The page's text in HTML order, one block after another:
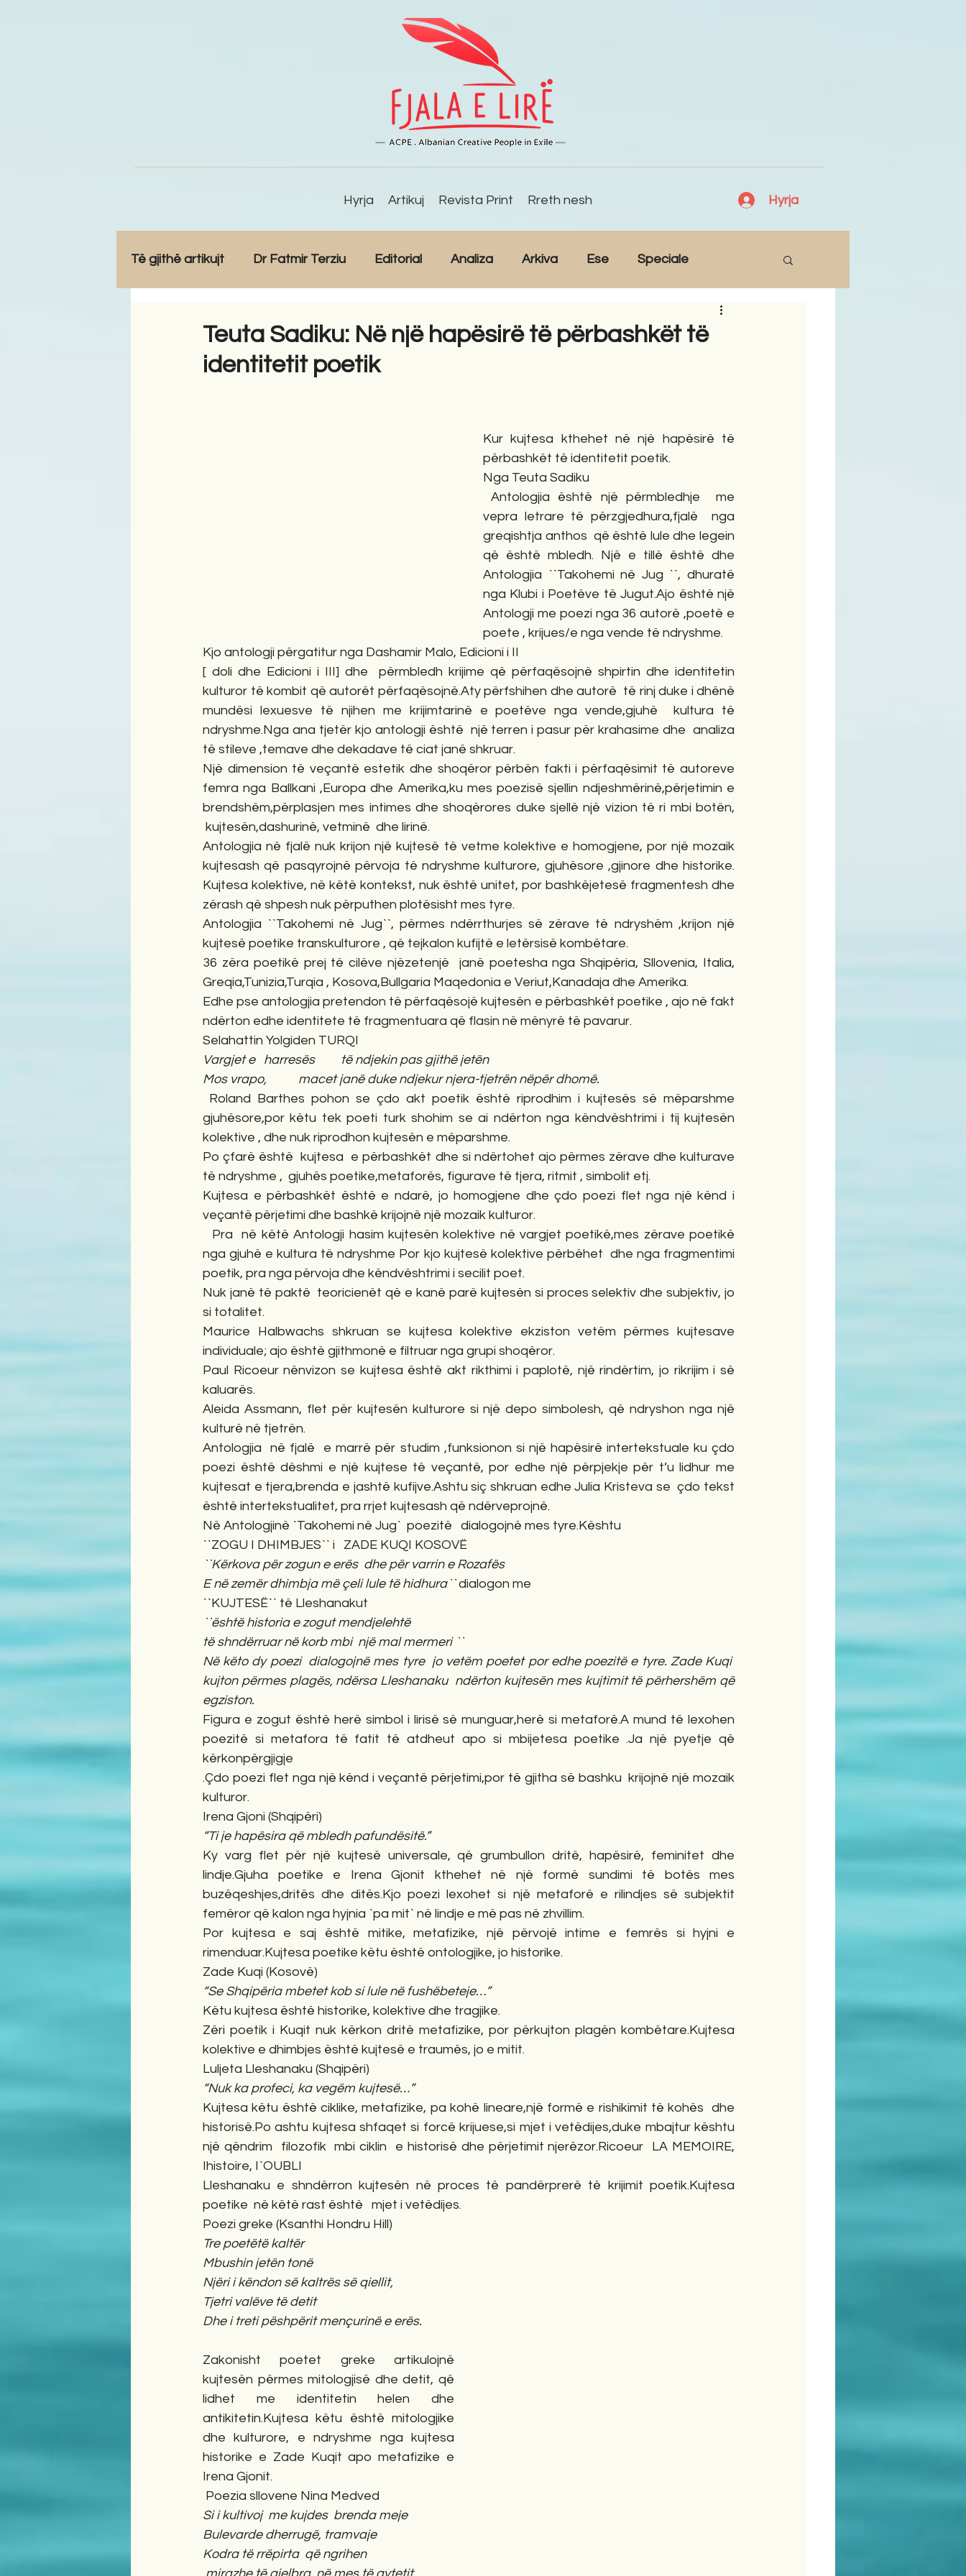
Hyrja Artikuj Revista Print Rreth nesh Hyrja
Të gjithë artikujt Dr Fatmir Terziu Editorial Analiza Arkiva Ese Speciale
Antologji Poezi Tregime Novela
Teuta Sadiku: Në një hapësirë të përbashkët të
identitetit poetik
Kur kujtesa kthehet në një hapësirë të
përbashkët të identitetit poetik.
Nga Teuta Sadiku
Antologjia është një përmbledhje  me
vepra letrare të përzgjedhura,fjalë  nga
greqishtja anthos  që është lule dhe legein
që është mbledh. Një e tillë është dhe
Antologjia ``Takohemi në Jug ``, dhuratë
nga Klubi i Poetëve të Jugut.Ajo është një
Antologji me poezi nga 36 autorë ,poetë e
poete , krijues/e nga vende të ndryshme.
Kjo antologji përgatitur nga Dashamir Malo, Edicioni i II
[ doli dhe Edicioni i III] dhe  përmbledh krijime që përfaqësojnë shpirtin dhe identitetin
kulturor të kombit që autorët përfaqësojnë.Aty përfshihen dhe autorë  të rinj duke i dhënë
mundësi lexuesve të njihen me krijimtarinë e poetëve nga vende,gjuhë  kultura të
ndryshme.Nga ana tjetër kjo antologji është  një terren i pasur për krahasime dhe  analiza
të stileve ,temave dhe dekadave të ciat janë shkruar.
Një dimension të veçantë estetik dhe shoqëror përbën fakti i përfaqësimit të autoreve
femra nga Ballkani ,Europa dhe Amerika,ku mes poezisë sjellin ndjeshmërinë,përjetimin e
brendshëm,përplasjen mes intimes dhe shoqërores duke sjellë një vizion të ri mbi botën,
kujtesën,dashurinë, vetminë  dhe lirinë.
Antologjia në fjalë nuk krijon një kujtesë të vetme kolektive e homogjene, por një mozaik
kujtesash që pasqyrojnë përvoja të ndryshme kulturore, gjuhësore ,gjinore dhe historike.
Kujtesa kolektive, në këtë kontekst, nuk është unitet, por bashkëjetesë fragmentesh dhe
zërash që shpesh nuk përputhen plotësisht mes tyre.
Antologjia ``Takohemi në Jug``, përmes ndërrthurjes së zërave të ndryshëm ,krijon një
kujtesë poetike transkulturore , që tejkalon kufijtë e letërsisë kombëtare.
36 zëra poetikë prej të cilëve njëzetenjë  janë poetesha nga Shqipëria, Sllovenia, Italia,
Greqia,Tunizia,Turqia , Kosova,Bullgaria Maqedonia e Veriut,Kanadaja dhe Amerika.
Edhe pse antologjia pretendon të përfaqësojë kujtesën e përbashkët poetike , ajo në fakt
ndërton edhe identitete të fragmentuara që flasin në mënyrë të pavarur.
Selahattin Yolgiden TURQI
Vargjet e   harresës         të ndjekin pas gjithë jetën
Mos vrapo,           macet janë duke ndjekur njera-tjetrën nëpër dhomë.
Roland Barthes pohon se çdo akt poetik është riprodhim i kujtesës së mëparshme
gjuhësore,por këtu tek poeti turk shohim se ai ndërton nga këndvështrimi i tij kujtesën
kolektive , dhe nuk riprodhon kujtesën e mëparshme.
Po çfarë është  kujtesa  e përbashkët dhe si ndërtohet ajo përmes zërave dhe kulturave
të ndryshme ,  gjuhës poetike,metaforës, figurave të tjera, ritmit , simbolit etj.
Kujtesa e përbashkët është e ndarë, jo homogjene dhe çdo poezi flet nga një kënd i
veçantë përjetimi dhe bashkë krijojnë një mozaik kulturor.
Pra  në këtë Antologji hasim kujtesën kolektive në vargjet poetikë,mes zërave poetikë
nga gjuhë e kultura të ndryshme Por kjo kujtesë kolektive përbëhet  dhe nga fragmentimi
poetik, pra nga përvoja dhe këndvështrimi i secilit poet.
Nuk janë të paktë  teoricienët që e kanë parë kujtesën si proces selektiv dhe subjektiv, jo
si totalitet.
Maurice Halbwachs shkruan se kujtesa kolektive ekziston vetëm përmes kujtesave
individuale; ajo është gjithmonë e filtruar nga grupi shoqëror.
Paul Ricoeur nënvizon se kujtesa është akt rikthimi i paplotë, një rindërtim, jo rikrijim i së
kaluarës.
Aleida Assmann, flet për kujtesën kulturore si një depo simbolesh, që ndryshon nga një
kulturë në tjetrën.
Antologjia  në fjalë  e marrë për studim ,funksionon si një hapësirë intertekstuale ku çdo
poezi është dëshmi e një kujtese të veçantë, por edhe një përpjekje për t’u lidhur me
kujtesat e tjera,brenda e jashtë kufijve.Ashtu siç shkruan edhe Julia Kristeva se  çdo tekst
është intertekstualitet, pra rrjet kujtesash që ndërveprojnë.
Në Antologjinë `Takohemi në Jug`  poezitë   dialogojnë mes tyre.Kështu
``ZOGU I DHIMBJES`` i   ZADE KUQI KOSOVË
``Kërkova për zogun e erës  dhe për varrin e Rozafës
E në zemër dhimbja më çeli lule të hidhura`` dialogon me
``KUJTESË`` të Lleshanakut
``është historia e zogut mendjelehtë
të shndërruar në korb mbi  një mal mermeri ``
Në këto dy poezi  dialogojnë mes tyre  jo vetëm poetet por edhe poezitë e tyre. Zade Kuqi
kujton përmes plagës, ndërsa Lleshanaku  ndërton kujtesën mes kujtimit të përhershëm që
egziston.
Figura e zogut është herë simbol i lirisë së munguar,herë si metaforë.A mund të lexohen
poezitë si metafora të fatit të atdheut apo si mbijetesa poetike .Ja një pyetje që
kërkonpërgjigje
.Çdo poezi flet nga një kënd i veçantë përjetimi,por të gjitha së bashku  krijojnë një mozaik
kulturor.
Irena Gjoni (Shqipëri)
“Ti je hapësira që mbledh pafundësitë.”
Ky varg flet për një kujtesë universale, që grumbullon dritë, hapësirë, feminitet dhe
lindje.Gjuha poetike e Irena Gjonit kthehet në një formë sundimi të botës mes
buzëqeshjes,dritës dhe ditës.Kjo poezi lexohet si një metaforë e rilindjes së subjektit
femëror që kalon nga hyjnia `pa mit` në lindje e më pas në zhvillim.
Por kujtesa e saj është mitike, metafizike, një përvojë intime e femrës si hyjni e
rimenduar.Kujtesa poetike këtu është ontologjike, jo historike.
Zade Kuqi (Kosovë)
“Se Shqipëria mbetet kob si lule në fushëbeteje…”
Këtu kujtesa është historike, kolektive dhe tragjike.
Zëri poetik i Kuqit nuk kërkon dritë metafizike, por përkujton plagën kombëtare.Kujtesa
kolektive e dhimbjes është kujtesë e traumës, jo e mitit.
Luljeta Lleshanaku (Shqipëri)
“Nuk ka profeci, ka vegëm kujtesë…”
Kujtesa këtu është ciklike, metafizike, pa kohë lineare,një formë e rishikimit të kohës  dhe
historisë.Po ashtu kujtesa shfaqet si forcë krijuese,si mjet i vetëdijes,duke mbajtur kështu
një qëndrim  filozofik  mbi ciklin  e historisë dhe përjetimit njerëzor.Ricoeur  LA MEMOIRE,
Ihistoire, I`OUBLI
Lleshanaku e shndërron kujtesën në proces të pandërprerë të krijimit poetik.Kujtesa
poetike  në këtë rast është   mjet i vetëdijes.
Poezi greke (Ksanthi Hondru Hill)
Tre poetëtë kaltër
Mbushin jetën tonë
Njëri i këndon së kaltrës së qiellit,
Tjetri valëve të detit
Dhe i treti pëshpërit mençurinë e erës.
Zakonisht poetet greke artikulojnë
kujtesën përmes mitologjisë dhe detit, që
lidhet me identitetin helen dhe
antikitetin.Kujtesa këtu është mitologjike
dhe kulturore, e ndryshme nga kujtesa
historike e Zade Kuqit apo metafizike e
Irena Gjonit.
Poezia sllovene Nina Medved
Si i kultivoj  me kujdes  brenda meje
Bulevarde dherrugë, tramvaje
Kodra të rrëpirta  që ngrihen